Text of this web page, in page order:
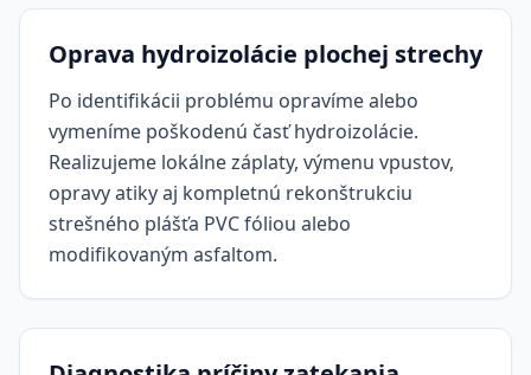
Oprava hydroizolácie plochej strechy
Po identifikácii problému opravíme alebo
vymeníme poškodenú časť hydroizolácie.
Realizujeme lokálne záplaty, výmenu vpustov,
opravy atiky aj kompletnú rekonštrukciu
strešného plášťa PVC fóliou alebo
modifikovaným asfaltom.